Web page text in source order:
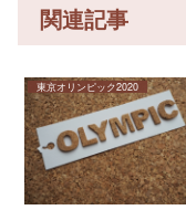
関連記事
東京オリンピック2020